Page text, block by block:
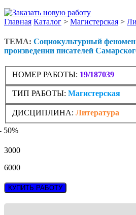
Главная Каталог > Магистерская >
ТЕМА: Социокультурный феномен
произведении писателей
НОМЕР РАБОТЫ: 19/187039
ТИП РАБОТЫ: Магистерская
ДИСЦИПЛИНА: Литература
50%
3000
6000
КУПИТЬ РАБОТУ